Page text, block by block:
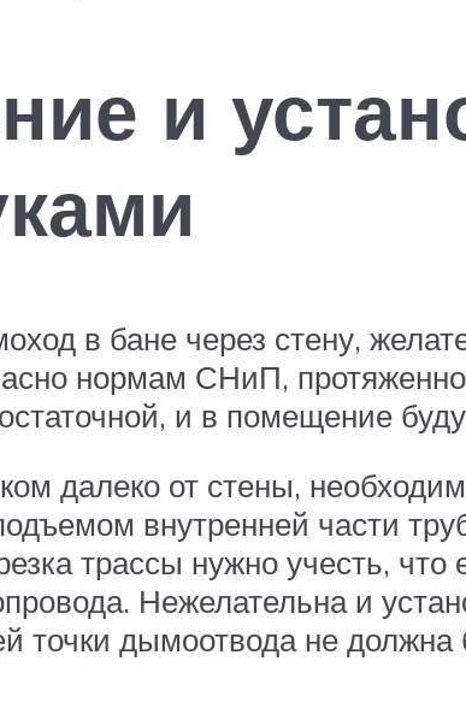
и
в бане через стену,
нормам СНиП,
и в помещение
далеко от стены,
внутренней части
трассы нужно учесть,
Нежелательна и
точки дымоотвода не